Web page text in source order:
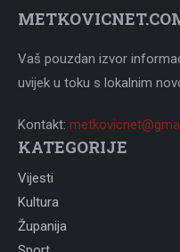
Vaš pouzdan izvor
uvijek u toku s lokalnim
Kontakt:
KATEGORIJE
Vijesti
Kultura
Županija